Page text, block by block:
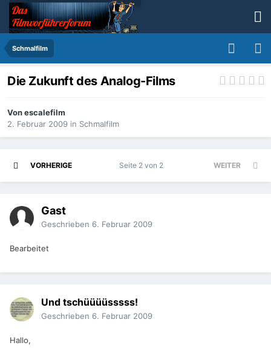
Schmalfilm
Die Zukunft des Analog-Films
Vonescalefilm
2. Februar 2009 in Schmalfilm
VORHERIGE WEITER
Seite 2 von 2
Gast
Geschrieben 6. Februar 2009
Bearbeitet
Und tschüüüüsssss!
Geschrieben 6. Februar 2009
Hallo,